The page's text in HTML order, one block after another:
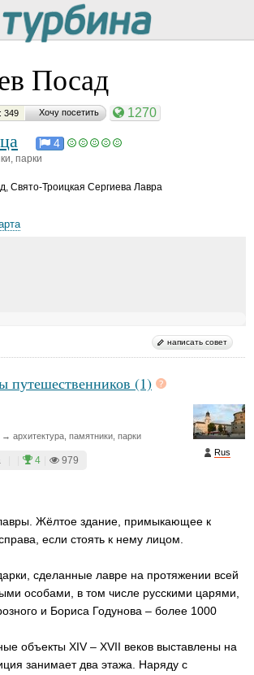
Посад
349 Хочу посетить 1270
4
парки
Свято-Троицкая Сергиева Лавра
написать совет
путешественников (1)
Rus
архитектура, памятники, парки
4 979
Жёлтое здание, примыкающее к
если стоять к нему лицом.
сделанные лавре на протяжении всей
особами, в том числе русскими царями,
и Бориса Годунова – более 1000
объекты XIV – XVII веков выставлены на
занимает два этажа. Наряду с